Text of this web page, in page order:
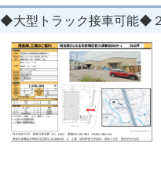
◆大型トラック接車可能◆